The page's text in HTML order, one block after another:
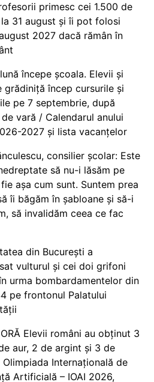
primesc cei 1.500 de
31 august și îi pot folosi
2027 dacă rămân în
începe școala. Elevii și
grădiniță încep cursurile și
pe 7 septembrie, după
vară / Calendarul anului
2027 și lista vacanțelor
consilier școlar: Este
să nu-i lăsăm pe
așa cum sunt. Suntem prea
îi băgăm în șabloane și să-i
să invalidăm ceea ce fac
din București a
vulturul și cei doi grifoni
urma bombardamentelor din
pe frontonul Palatului
Elevii români au obținut 3
aur, 2 de argint și 3 de
Internațională de
Artificială – IOAI 2026,